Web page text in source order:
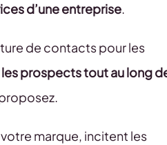
d’une entreprise.
de contacts pour les
prospects tout au long
votre marque, incitent les